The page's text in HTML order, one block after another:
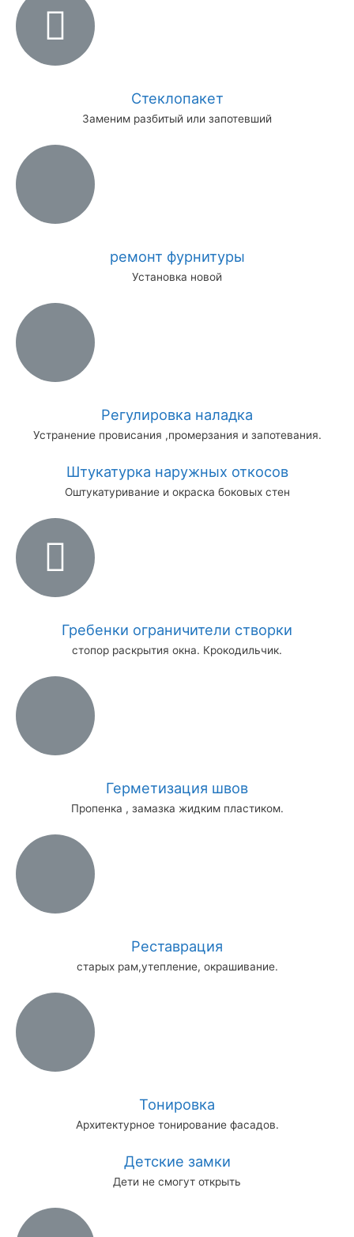
Стеклопакет
Заменим разбитый или запотевший
ремонт фурнитуры
Установка новой
Регулировка наладка
Устранение провисания ,промерзания и запотевания.
Штукатурка наружных откосов
Оштукатуривание и окраска боковых стен
Гребенки ограничители створки
стопор раскрытия окна. Крокодильчик.
Герметизация швов
Пропенка , замазка жидким пластиком.
Реставрация
старых рам,утепление, окрашивание.
Тонировка
Архитектурное тонирование фасадов.
Детские замки
Дети не смогут открыть